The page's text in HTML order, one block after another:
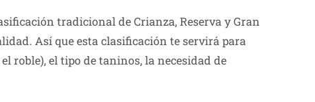
tradicional de Crianza, Reserva y Gran
Así que esta clasificación te servirá para
roble), el tipo de taninos, la necesidad de